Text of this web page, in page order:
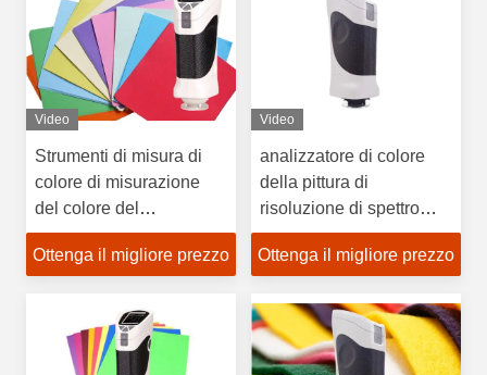
Video
Strumenti di misura di
colore di misurazione
del colore del
LABORATORIO del
cacciatore, sorgente
LED del laboratorio del
cacciatore
Ottenga il migliore prezzo
Video
analizzatore di colore
della pittura di
risoluzione di spettro
10nm, grande apertura
15mm del colorimetro
Ottenga il migliore prezzo